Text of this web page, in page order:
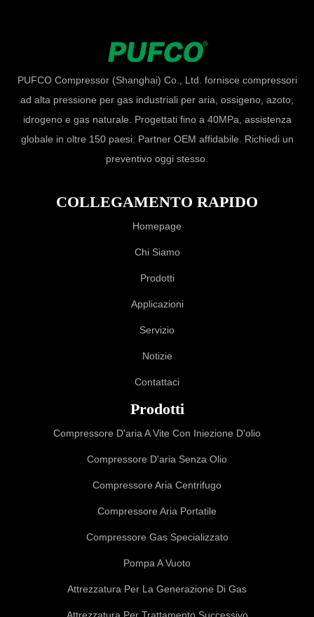
PUFCO Compressor (Shanghai) Co., Ltd. fornisce compressori
ad alta pressione per gas industriali per aria, ossigeno, azoto,
idrogeno e gas naturale. Progettati fino a 40MPa, assistenza
globale in oltre 150 paesi. Partner OEM affidabile. Richiedi un
preventivo oggi stesso.
COLLEGAMENTO RAPIDO
Homepage
Chi Siamo
Prodotti
Applicazioni
Servizio
Notizie
Contattaci
Prodotti
Compressore D'aria A Vite Con Iniezione D'olio
Compressore D'aria Senza Olio
Compressore Aria Centrifugo
Compressore Aria Portatile
Compressore Gas Specializzato
Pompa A Vuoto
Attrezzatura Per La Generazione Di Gas